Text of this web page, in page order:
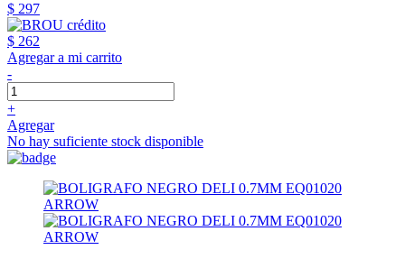
$ 297
$ 262
Agregar a mi carrito
-
+
Agregar
No hay suficiente stock disponible